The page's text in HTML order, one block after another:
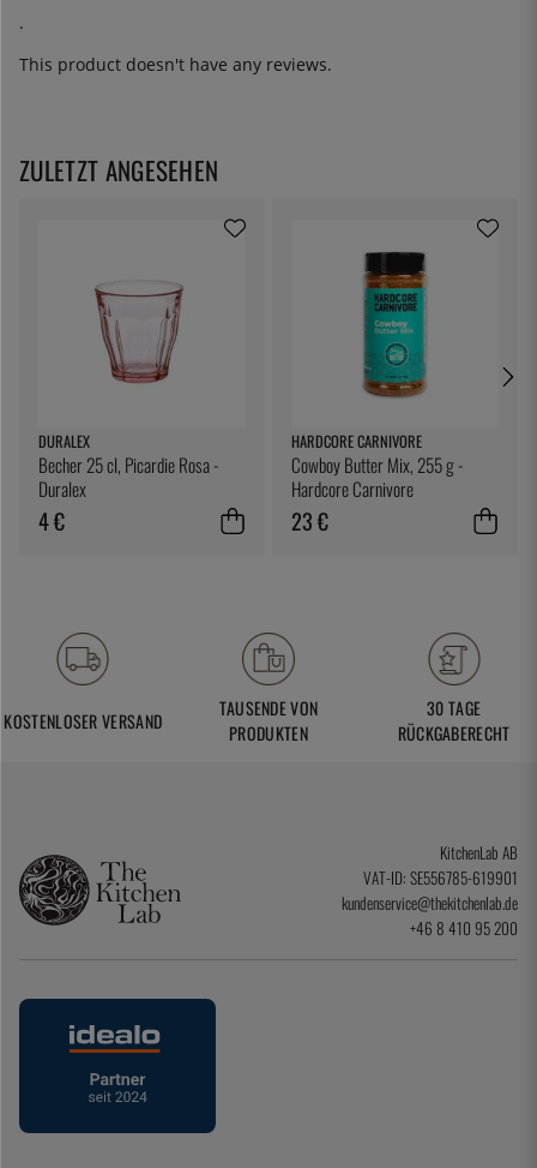
.
This product doesn't have any reviews.
ZULETZT ANGESEHEN
DURALEX
Becher 25 cl, Picardie Rosa -
Duralex
4 €
HARDCORE CARNIVORE
Cowboy Butter Mix, 255 g -
Hardcore Carnivore
23 €
KOSTENLOSER VERSAND
TAUSENDE VON
PRODUKTEN
30 TAGE
RÜCKGABERECHT
KitchenLab AB
VAT-ID: SE556785-619901
kundenservice@thekitchenlab.de
+46 8 410 95 200